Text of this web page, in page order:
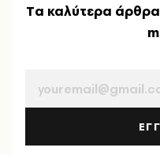
Tα καλύτερα άρθρα